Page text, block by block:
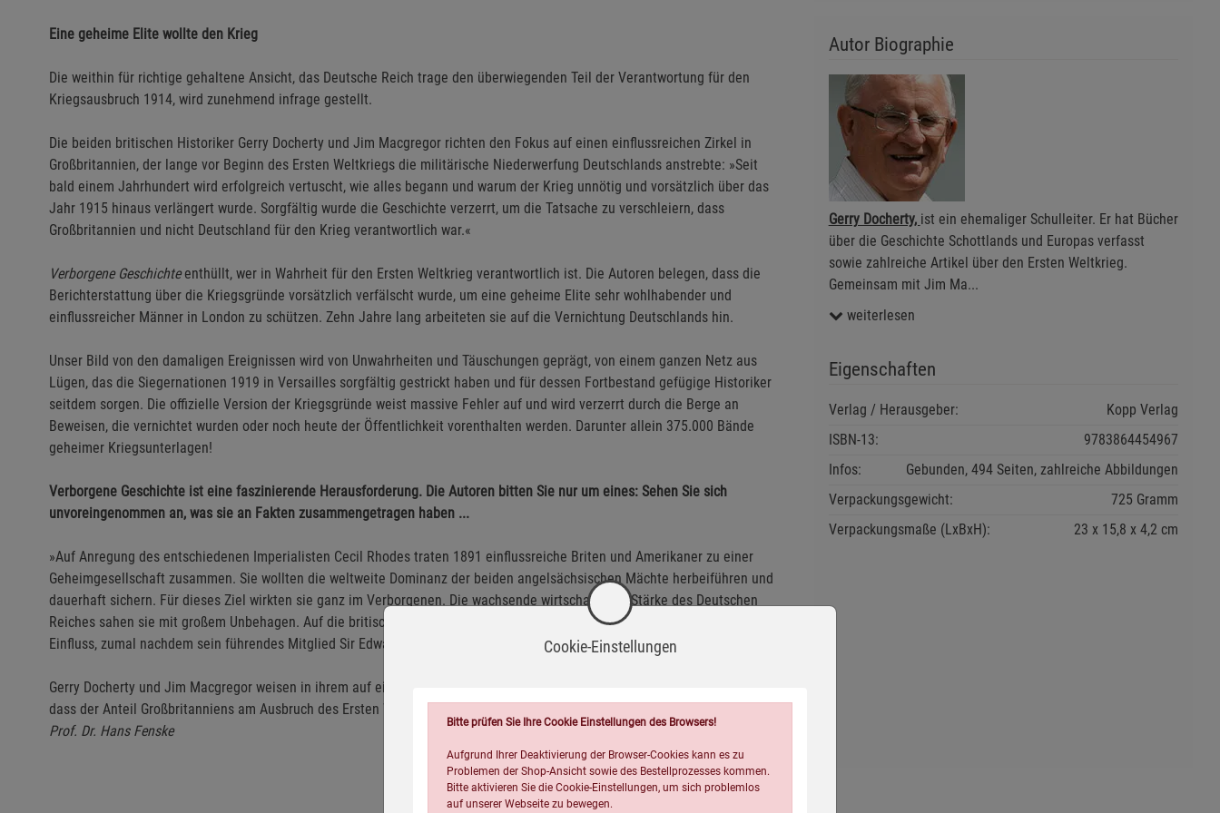
Eine geheime Elite wollte den Krieg
Die weithin für richtige gehaltene Ansicht, das Deutsche Reich trage den überwiegenden Teil der Verantwortung für den
Kriegsausbruch 1914, wird zunehmend infrage gestellt.
Die beiden britischen Historiker Gerry Docherty und Jim Macgregor richten den Fokus auf einen einflussreichen Zirkel in
Großbritannien, der lange vor Beginn des Ersten Weltkriegs die militärische Niederwerfung Deutschlands anstrebte: »Seit
bald einem Jahrhundert wird erfolgreich vertuscht, wie alles begann und warum der Krieg unnötig und vorsätzlich über das
Jahr 1915 hinaus verlängert wurde. Sorgfältig wurde die Geschichte verzerrt, um die Tatsache zu verschleiern, dass
Großbritannien und nicht Deutschland für den Krieg verantwortlich war.«
Verborgene Geschichteenthüllt, wer in Wahrheit für den Ersten Weltkrieg verantwortlich ist. Die Autoren belegen, dass die
Berichterstattung über die Kriegsgründe vorsätzlich verfälscht wurde, um eine geheime Elite sehr wohlhabender und
einflussreicher Männer in London zu schützen. Zehn Jahre lang arbeiteten sie auf die Vernichtung Deutschlands hin.
Unser Bild von den damaligen Ereignissen wird von Unwahrheiten und Täuschungen geprägt, von einem ganzen Netz aus
Lügen, das die Siegernationen 1919 in Versailles sorgfältig gestrickt haben und für dessen Fortbestand gefügige Historiker
seitdem sorgen. Die offizielle Version der Kriegsgründe weist massive Fehler auf und wird verzerrt durch die Berge an
Beweisen, die vernichtet wurden oder noch heute der Öffentlichkeit vorenthalten werden. Darunter allein 375.000 Bände
geheimer Kriegsunterlagen!
Verborgene Geschichte ist eine faszinierende Herausforderung. Die Autoren bitten Sie nur um eines: Sehen Sie sich
unvoreingenommen an, was sie an Fakten zusammengetragen haben ...
»Auf Anregung des entschiedenen Imperialisten Cecil Rhodes traten 1891 einflussreiche Briten und Amerikaner zu einer
Geheimgesellschaft zusammen. Sie wollten die weltweite Dominanz der beiden angelsächsischen Mächte herbeiführen und
dauerhaft sichern. Für dieses Ziel wirkten sie ganz im Verborgenen. Die wachsende wirtschaftliche Stärke des Deutschen
Reiches sahen sie mit großem Unbehagen. Auf die britische Außenpolitik hatte dieser nicht sehr große Kreis erheblichen
Einfluss, zumal nachdem sein führendes Mitglied Sir Edward Grey Ende 1905 britischer Außenminister geworden war.
Gerry Docherty und Jim Macgregor weisen in ihrem auf einer breiten Quellenbasis beruhenden Buch überzeugend nach,
dass der Anteil Großbritanniens am Ausbruch des Ersten Weltkriegs sehr viel größer war, als gemeinhin angenommen wird.«
Prof. Dr. Hans Fenske
Autor Biographie
Gerry Docherty, ist ein ehemaliger Schulleiter. Er hat Bücher
über die Geschichte Schottlands und Europas verfasst
sowie zahlreiche Artikel über den Ersten Weltkrieg.
Gemeinsam mit Jim Ma...
weiterlesen
Eigenschaften
Verlag / Herausgeber:
Kopp Verlag
ISBN-13:
9783864454967
Infos:
Gebunden, 494 Seiten, zahlreiche Abbildungen
Verpackungsgewicht:
725 Gramm
Verpackungsmaße (LxBxH):
23 15,8 4,2 cm
Cookie-Einstellungen
Bitte prüfen Sie Ihre Cookie Einstellungen des Browsers!
Aufgrund Ihrer Deaktivierung der Browser-Cookies kann es zu
Problemen der Shop-Ansicht sowie des Bestellprozesses kommen.
Bitte aktivieren Sie die Cookie-Einstellungen, um sich problemlos
auf unserer Webseite zu bewegen.